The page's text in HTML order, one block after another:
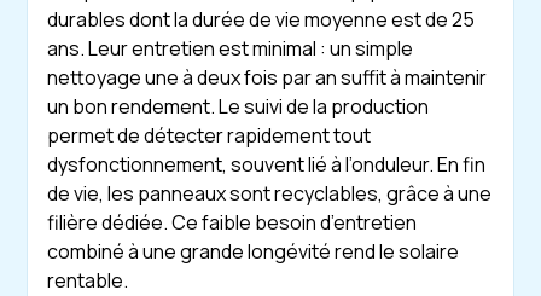
durables dont la durée de vie moyenne est de 25
ans. Leur entretien est minimal : un simple
nettoyage une à deux fois par an suffit à maintenir
un bon rendement. Le suivi de la production
permet de détecter rapidement tout
dysfonctionnement, souvent lié à l’onduleur. En fin
de vie, les panneaux sont recyclables, grâce à une
filière dédiée. Ce faible besoin d’entretien
combiné à une grande longévité rend le solaire
rentable.